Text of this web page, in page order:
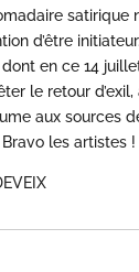
satirique
d’être
en ce 14
le retour
aux sources
les artistes !